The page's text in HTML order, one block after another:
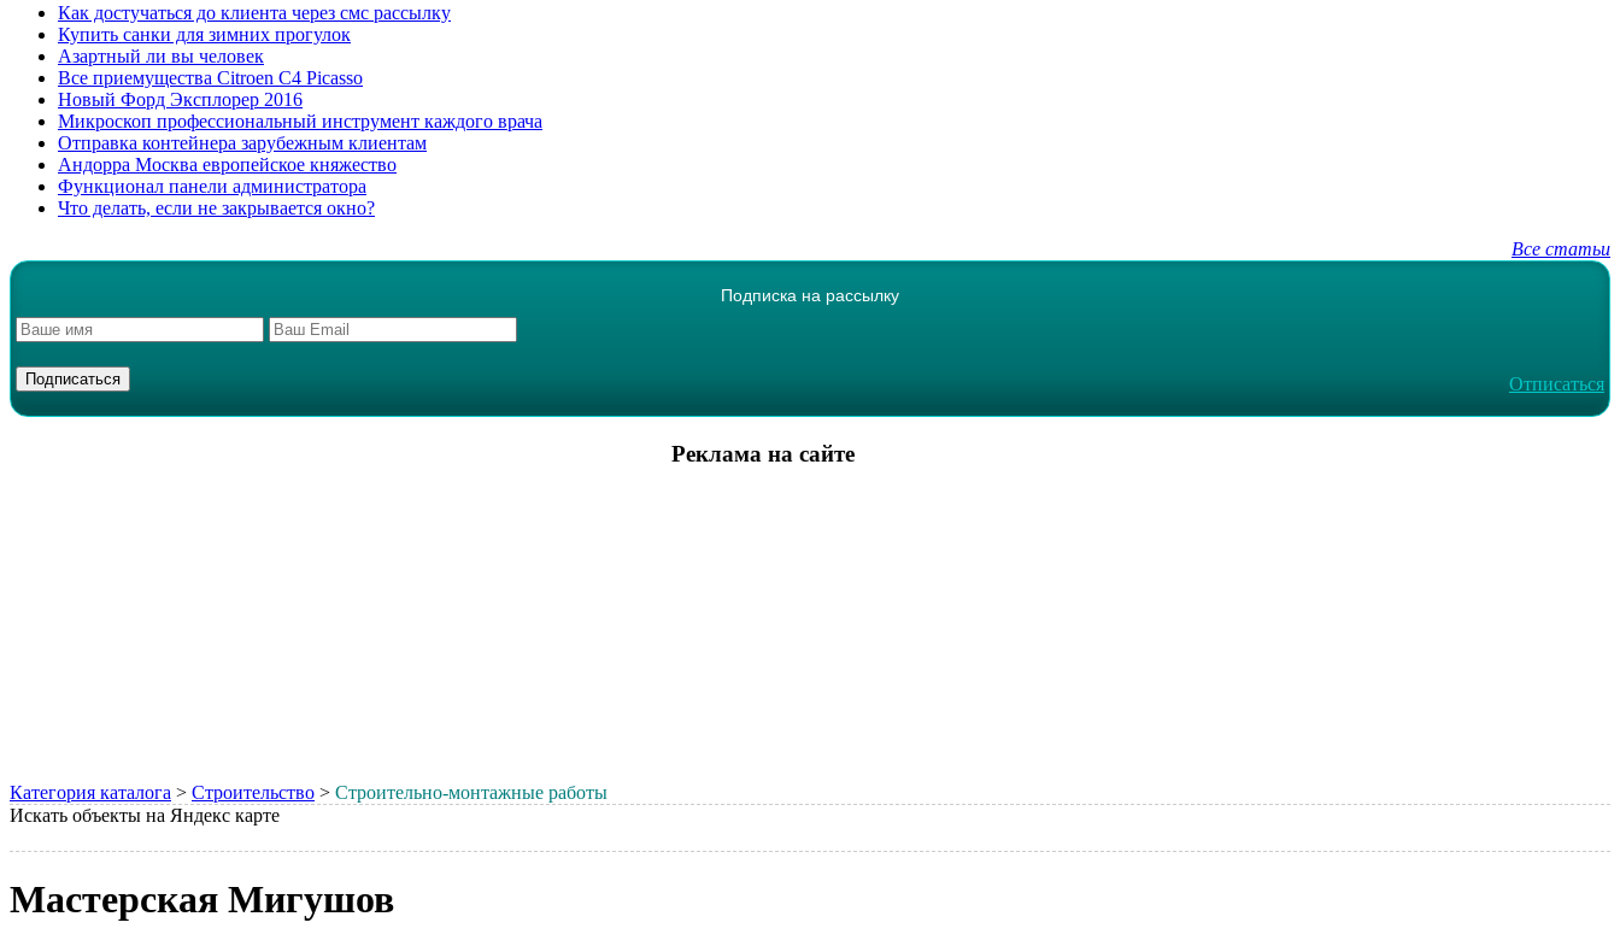
Как достучаться до клиента через смс рассылку
Купить санки для зимних прогулок
Азартный ли вы человек
Все приемущества Сitroen C4 Picasso
Новый Форд Эксплорер 2016
Микроскоп профессиональный инструмент каждого врача
Отправка контейнера зарубежным клиентам
Андорра Москва европейское княжество
Функционал панели администратора
Что делать, если не закрывается окно?
Все статьи
Подписка на рассылку
Отписаться
Реклама на сайте
Категория каталога > Строительство > Строительно-монтажные работы
Искать объекты на Яндекс карте
Мастерская Мигушов